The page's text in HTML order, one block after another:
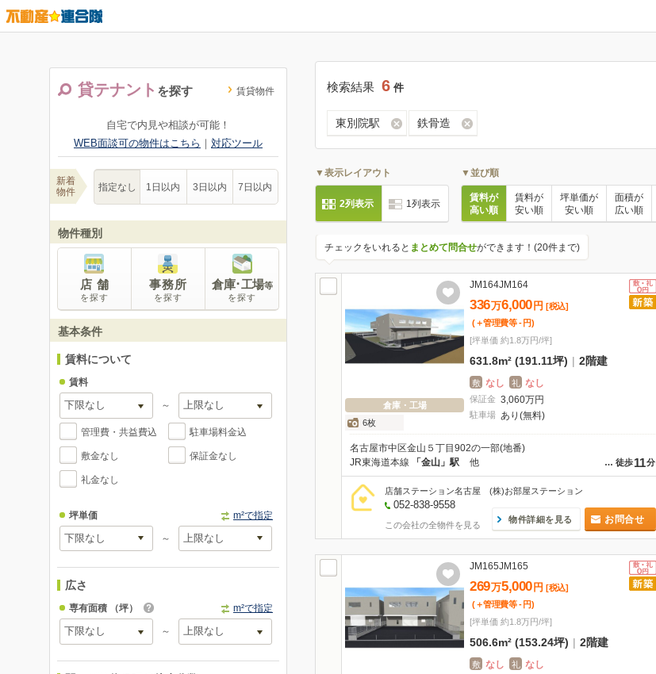
貸テナント を探す 賃貸物件
自宅で内見や相談が可能！
WEB面談可の物件はこちら ｜ 対応ツール
新着
物件
指定なし 1日以内 3日以内 7日以内
物件種別
店 舗
を探す
事務所
を探す
倉庫･工場等
を探す
基本条件
賃料について
賃料
～
管理費・共益費込 駐車場料金込
敷金なし 保証金なし
礼金なし
坪単価 m²で指定
～
広さ
専有面積 （坪） m²で指定
～
検索結果 6 件
東別院駅 鉄骨造
▼表示レイアウト
2列表示 1列表示
▼並び順
賃料が
高い順
賃料が
安い順
坪単価が
安い順
面積が
広い順
チェックをいれると まとめて問合せができます！(20件まで)
倉庫・工場
6枚
JM164JM164
336万6,000 円 [税込]
(＋管理費等 - 円)
[坪単価 約1.8万円/坪]
631.8m² (191.11坪) | 2階建
敷 なし 礼 なし
保証金 3,060万円
駐車場 あり(無料)
名古屋市中区金山５丁目902の一部(地番)
… 徒歩11分
JR東海道本線 「金山」駅 他
店舗ステーション名古屋 (株)お部屋ステーション
052-838-9558
この会社の全物件を見る
物件詳細を見る お問合せ
JM165JM165
269万5,000 円 [税込]
(＋管理費等 - 円)
[坪単価 約1.8万円/坪]
506.6m² (153.24坪) | 2階建
敷 なし 礼 なし